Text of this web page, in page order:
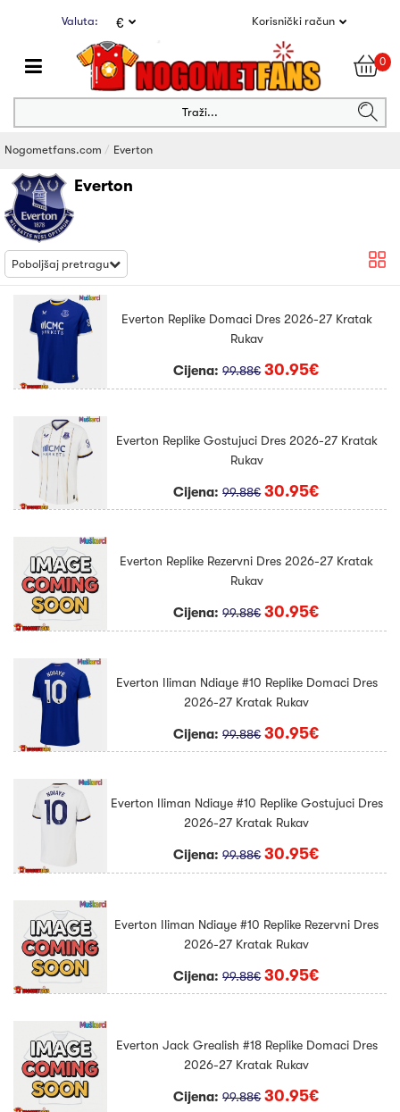
Valuta: € Korisnički račun
0
Traži...
Nogometfans.com Everton
Everton
Poboljšaj pretragu
Everton Replike Domaci Dres 2026-27 Kratak
Rukav
Cijena:99.88€ 30.95€
Everton Replike Gostujuci Dres 2026-27 Kratak
Rukav
Cijena:99.88€ 30.95€
Everton Replike Rezervni Dres 2026-27 Kratak
Rukav
Cijena:99.88€ 30.95€
Everton Iliman Ndiaye #10 Replike Domaci Dres
2026-27 Kratak Rukav
Cijena:99.88€ 30.95€
Everton Iliman Ndiaye #10 Replike Gostujuci Dres
2026-27 Kratak Rukav
Cijena:99.88€ 30.95€
Everton Iliman Ndiaye #10 Replike Rezervni Dres
2026-27 Kratak Rukav
Cijena:99.88€ 30.95€
Everton Jack Grealish #18 Replike Domaci Dres
2026-27 Kratak Rukav
Cijena:99.88€ 30.95€